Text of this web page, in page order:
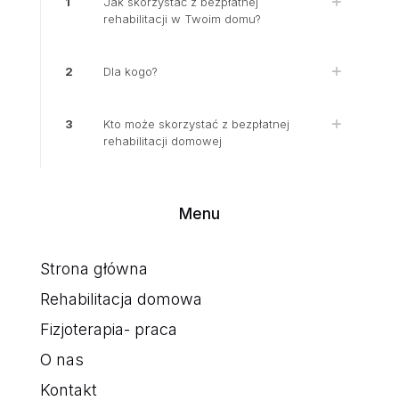
rehabilitacji w Twoim domu?
2 Dla kogo?
3
Kto może skorzystać z bezpłatnej
rehabilitacji domowej
Menu
Strona główna
Rehabilitacja domowa
Fizjoterapia- praca
O nas
Kontakt